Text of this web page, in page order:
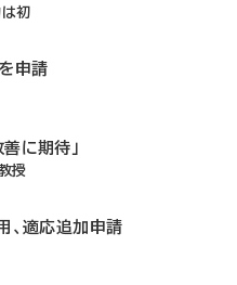
初
申請
に期待」
授
、適応追加申請